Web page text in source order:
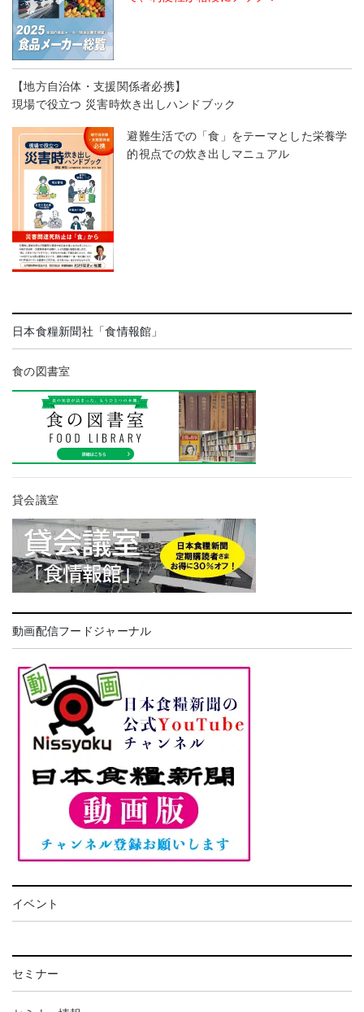
【地方自治体・支援関係者必携】
現場で役立つ 災害時炊き出しハンドブック
避難生活での「食」をテーマとした栄養学
的視点での炊き出しマニュアル
日本食糧新聞社「食情報館」
食の図書室
貸会議室
動画配信フードジャーナル
イベント
セミナー